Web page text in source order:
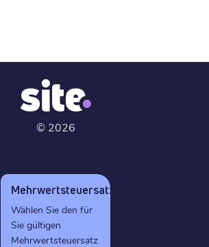
© 2026
Mehrwertsteuersatz
Wählen Sie den für
Sie gültigen
Mehrwertsteuersatz